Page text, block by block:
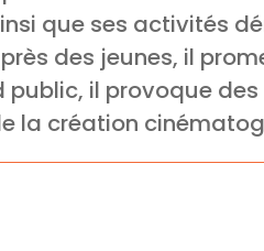
que ses activités
des jeunes, il
il provoque
la création